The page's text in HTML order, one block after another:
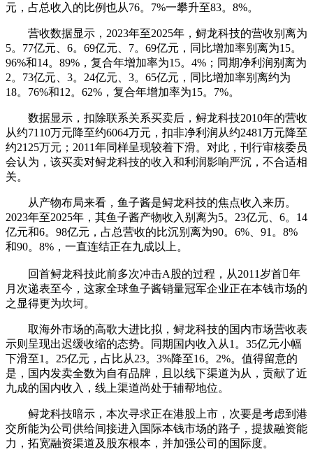
元，占总收入的比例也从76。7%一攀升至83。8%。
营收数据显示，2023年至2025年，鲟龙科技的营收别离为
5。77亿元、6。69亿元、7。69亿元，同比增加率别离为15。
96%和14。89%，复合年增加率为15。4%；同期净利润别离为
2。73亿元、3。24亿元、3。65亿元，同比增加率别离约为
18。76%和12。62%，复合年增加率为15。7%。
数据显示，扣除联系关系买卖后，鲟龙科技2010年的营收
从约7110万元降至约6064万元，扣非净利润从约2481万元降至
约2125万元；2011年同样呈现较着下滑。对此，刊行审核委员
会认为，该买卖对鲟龙科技的收入和利润影响严沉，不合适相
关。
从产物布局来看，鱼子酱是鲟龙科技的焦点收入来历。
2023年至2025年，其鱼子酱产物收入别离为5。23亿元、6。14
亿元和6。98亿元，占总营收的比沉别离为90。6%、91。8%
和90。8%，一直连结正在九成以上。
回首鲟龙科技此前多次冲击A股的过程，从2011岁首年
月次递表至今，这家全球鱼子酱销量冠军企业正在本钱市场的
之显得更为坎坷。
取海外市场的高歌大进比拟，鲟龙科技的国内市场营收表
示则呈现出迟缓收缩的态势。同期国内收入从1。35亿元小幅
下滑至1。25亿元，占比从23。3%降至16。2%。值得留意的
是，国内发卖全数为自有品牌，且以线下渠道为从，贡献了近
九成的国内收入，线上渠道尚处于辅帮地位。
鲟龙科技暗示，本次寻求正在港股上市，次要是考虑到港
交所能为公司供给间接进入国际本钱市场的路子，提拔融资能
力，拓宽融资渠道及股东根本，并加强公司的国际度。